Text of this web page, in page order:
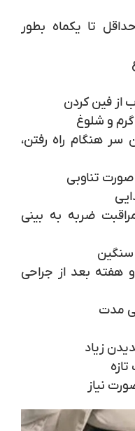
تا یکماه بطور
از فین کردن
و شلوغ
سر هنگام راه رفتن،
تناوبی
ضربه به بینی
سنگین
هفته بعد از جراحی
مدت
زیاد
نیاز